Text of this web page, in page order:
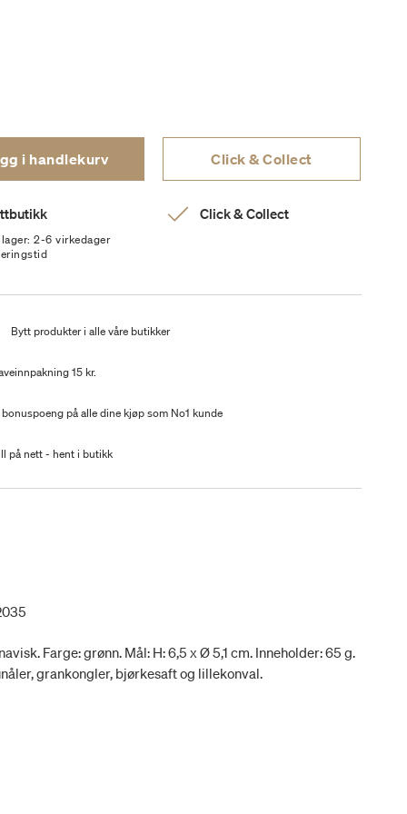
i handlekurv Click & Collect
lager: 2-6 virkedager
Click & Collect
Bytt produkter i alle våre butikker
15 kr.
på alle dine kjøp som No1 kunde
på nett - hent i butikk
Farge: grønn. Mål: H: 6,5 x Ø 5,1 cm. Inneholder: 65 g.
grankongler, bjørkesaft og lillekonval.